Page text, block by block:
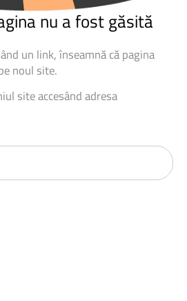
nu afostgăsită
un link, înseamnă că pagina
noul site.
site accesând adresa